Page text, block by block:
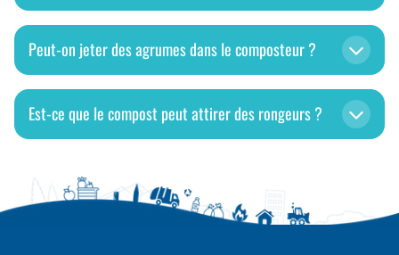
Peut-on jeter des agrumes dans le composteur ?
Est-ce que le compost peut attirer des rongeurs ?